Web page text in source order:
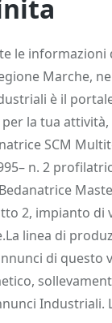
le
Marche,
è il
la tua
SCM
n. 2
2, impianto
linea di
di
Industriali.